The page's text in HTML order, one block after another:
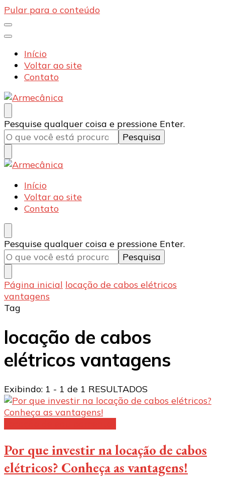
Pular para o conteúdo
Início
Voltar ao site
Contato
Armecânica
Blog
Procurando
algo?
Pesquise qualquer coisa e pressione Enter.
Armecânica
Blog
Início
Voltar ao site
Contato
Procurando
algo?
Pesquise qualquer coisa e pressione Enter.
Página inicial locação de cabos elétricos
vantagens
Tag
locação de cabos
elétricos vantagens
Exibindo: 1 - 1 de 1 RESULTADOS
Por que investir na locação de cabos
elétricos? Conheça as vantagens!